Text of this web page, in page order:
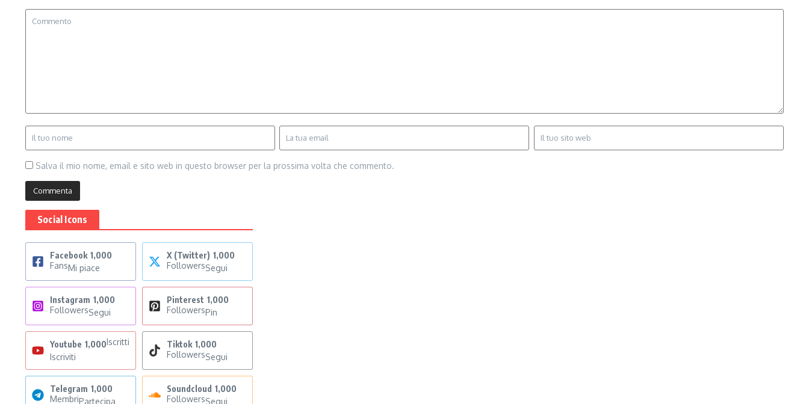
Salva il mio nome, email e sito web in questo browser per la prossima volta che commento.
Social Icons
Facebook 1,000
FansMi piace
X (Twitter) 1,000
FollowersSegui
Instagram 1,000
FollowersSegui
Pinterest 1,000
FollowersPin
Youtube 1,000Iscritti
Iscriviti
Tiktok 1,000
FollowersSegui
Telegram 1,000
MembriPartecipa
Soundcloud 1,000
FollowersSegui